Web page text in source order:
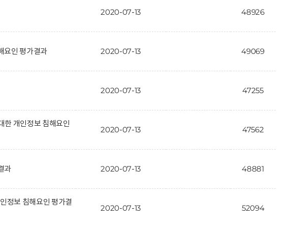
2020-07-13 48926
요인 평가결과 2020-07-13 49069
2020-07-13 47255
한 개인정보 침해요인
2020-07-13 47562
과 2020-07-13 48881
정보 침해요인 평가결
2020-07-13 52094